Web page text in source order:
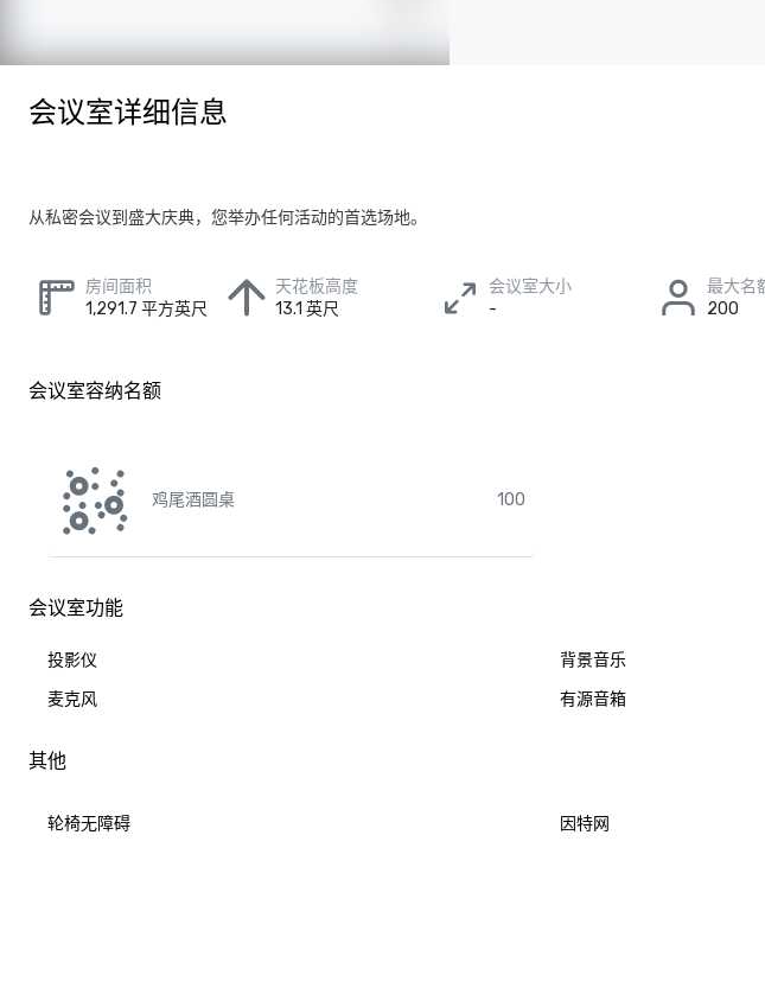
会议室详细信息
从私密会议到盛大庆典，您举办任何活动的首选场地。
房间面积
1,291.7 平方英尺
天花板高度
13.1 英尺
会议室大小
-
最大名
200
会议室容纳名额
鸡尾酒圆桌 100
会议室功能
投影仪 背景音乐
麦克风
有源音箱
其他
轮椅无障碍 因特网